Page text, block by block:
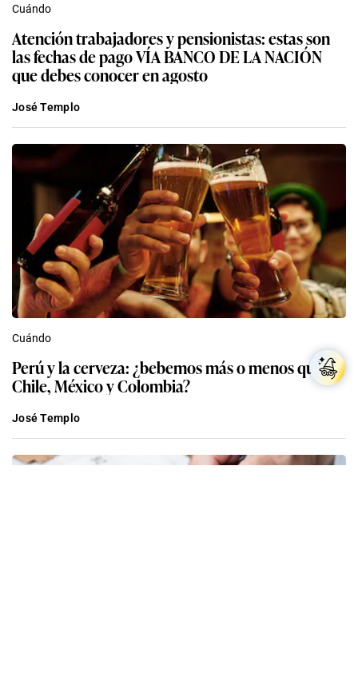
Cuándo
Atención trabajadores y pensionistas: estas son
las fechas de pago VÍA BANCO DE LA NACIÓN
que debes conocer en agosto
José Templo
Cuándo
Perú y la cerveza: ¿bebemos más o menos que
Chile, México y Colombia?
José Templo